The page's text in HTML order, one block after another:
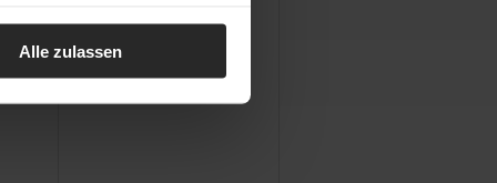
Alle zulassen